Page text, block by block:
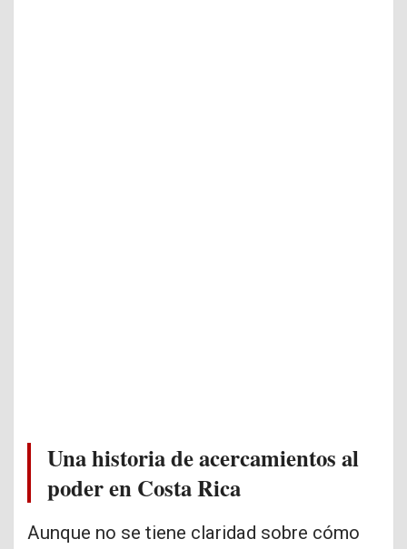
Una historia de acercamientos al
poder en Costa Rica
Aunque no se tiene claridad sobre cómo